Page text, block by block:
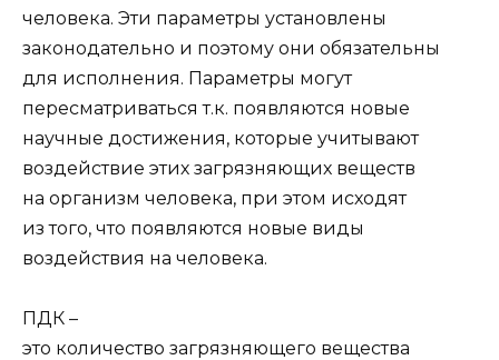
человека. Эти параметры установлены
законодательно и поэтому они обязательны
для исполнения. Параметры могут
пересматриваться т.к. появляются новые
научные достижения, которые учитывают
воздействие этих загрязняющих веществ
на организм человека, при этом исходят
из того, что появляются новые виды
воздействия на человека.
ПДК –
это количество загрязняющего вещества